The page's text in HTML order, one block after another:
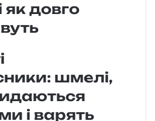
як довго
шмелі,
і варять